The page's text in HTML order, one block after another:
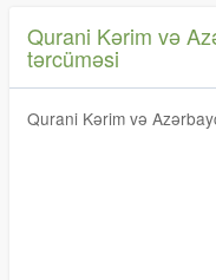
Qurani Kərim və
tərcüməsi
Qurani Kərim və